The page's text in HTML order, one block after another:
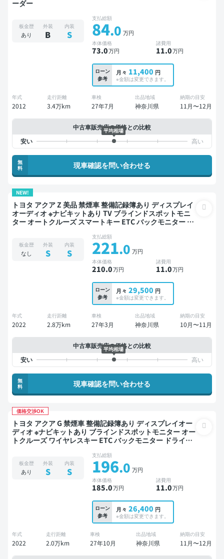
ーダー
板金歴
あり
外装
B
内装
S
支払総額
84.0 万円
本体価格
73.0万円
諸費用
11.0万円
ローン
参考
月々 11,400 円
※金額は変更できます。
年式
2012
走行距離
3.4万km
車検
27年7月
出品地域
神奈川県
納期の目安
11月〜12月
中古車販売店の価格との比較
平均相場
無
料
現車確認を問い合わせる
NEW!
トヨタ アクア Z 美品 禁煙車 整備記録簿あり ディスプレイ
オーディオ ※ナビキットあり TV ブラインドスポットモニ
ター オートクルーズ スマートキー ETC バックモニター 全
板金歴
なし
外装
S
内装
S
支払総額
221.0 万円
本体価格
210.0万円
諸費用
11.0万円
ローン
参考
月々 29,500 円
※金額は変更できます。
年式
2022
走行距離
2.8万km
車検
27年3月
出品地域
神奈川県
納期の目安
10月〜11月
中古車販売店の価格との比較
平均相場
無
料
現車確認を問い合わせる
価格交渉OK
トヨタ アクア G 禁煙車 整備記録簿あり ディスプレイオー
ディオ ※ナビキットあり ブラインドスポットモニター オー
トクルーズ ワイヤレスキー ETC バックモニター ドライブ
板金歴
あり
外装
S
内装
S
支払総額
196.0 万円
本体価格
185.0万円
諸費用
11.0万円
ローン
参考
月々 26,400 円
※金額は変更できます。
年式
2022
走行距離
2.0万km
車検
27年10月
出品地域
神奈川県
納期の目安
11月〜12月